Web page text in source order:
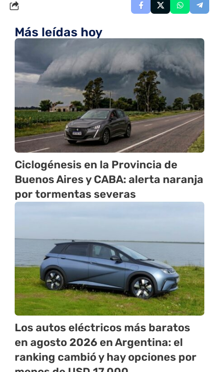
Más leídas hoy
Ciclogénesis en la Provincia de
Buenos Aires y CABA: alerta naranja
por tormentas severas
Los autos eléctricos más baratos
en agosto 2026 en Argentina: el
ranking cambió y hay opciones por